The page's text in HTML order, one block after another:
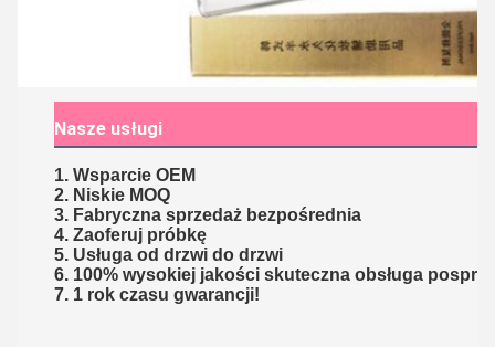
Nasze usługi
1. Wsparcie OEM
2. Niskie MOQ
3. Fabryczna sprzedaż bezpośrednia
4. Zaoferuj próbkę
5. Usługa od drzwi do drzwi
6. 100% wysokiej jakości skuteczna obsługa
7. 1 rok czasu gwarancji!